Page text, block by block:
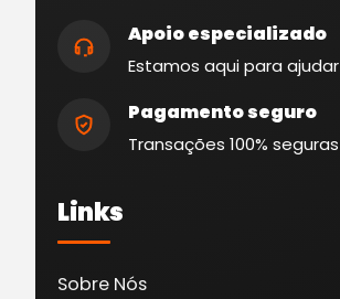
Apoio especializado
Estamos aqui para ajudar
Pagamento seguro
Transações 100% seguras
Links
Sobre Nós